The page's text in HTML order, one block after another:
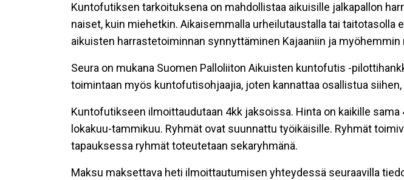
Kuntofutiksen tarkoituksena on mahdollistaa aikuisille jalkapallon
naiset, kuin miehetkin. Aikaisemmalla urheilutaustalla tai
aikuisten harrastetoiminnan synnyttäminen Kajaaniin ja myöhemmin
Seura on mukana Suomen Palloliiton Aikuisten kuntofutis -
toimintaan myös kuntofutisohjaajia, joten kannattaa osallistua
Kuntofutikseen ilmoittaudutaan 4kk jaksoissa. Hinta on kaikille
lokakuu-tammikuu. Ryhmät ovat suunnattu työikäisille. Ryhmät
tapauksessa ryhmät toteutetaan sekaryhmänä.
Maksu maksettava heti ilmoittautumisen yhteydessä seuraavilla